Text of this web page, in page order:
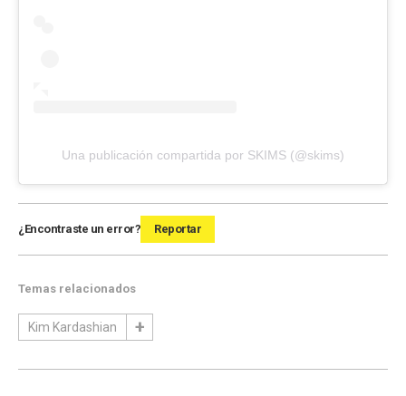
Una publicación compartida por SKIMS (@skims)
¿Encontraste un error? Reportar
Temas relacionados
Kim Kardashian